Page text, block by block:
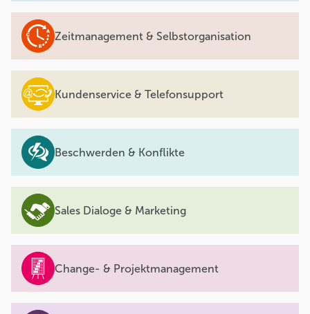
Zeitmanagement & Selbstorganisation
Kundenservice & Telefonsupport
Beschwerden & Konflikte
Sales Dialoge & Marketing
Change- & Projektmanagement